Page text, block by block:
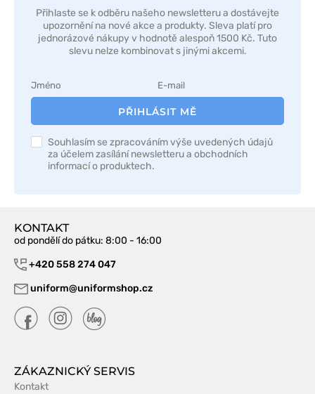
Přihlaste se k odběru našeho newsletteru a dostávejte
upozornění na nové akce a produkty. Sleva platí pro
jednorázové nákupy v hodnotě alespoň 1500 Kč. Tuto
slevu nelze kombinovat s jinými akcemi.
PŘIHLÁSIT MĚ
Souhlasím se zpracováním výše uvedených údajů
za účelem zasílání newsletteru a obchodních
informací o produktech.
KONTAKT
od pondělí do pátku: 8:00 - 16:00
+420 558 274 047
uniform@uniformshop.cz
ZÁKAZNICKÝ SERVIS
Kontakt